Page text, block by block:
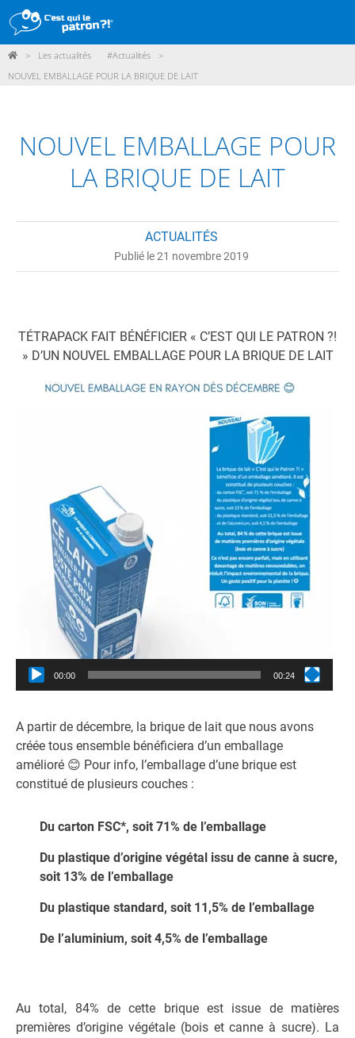
DÉMARCHE
POINTS DE VENTE
PARTICIPER
ME CONNECTER / ADHÉRER
> Les actualités #Actualités
>
NOUVEL EMBALLAGE POUR LA BRIQUE DE LAIT
NOUVEL EMBALLAGE POUR
LA BRIQUE DE LAIT
ACTUALITÉS
Publié le 21 novembre 2019
TÉTRAPACK FAIT BÉNÉFICIER « C’EST QUI LE PATRON ?!
» D’UN NOUVEL EMBALLAGE POUR LA BRIQUE DE LAIT
Lecteur
00:00 00:24
A partir de décembre, la brique de lait que nous avons
créée tous ensemble bénéficiera d’un emballage
amélioré 😊 Pour info, l’emballage d’une brique est
constitué de plusieurs couches :
Du carton FSC*, soit 71% de l’emballage
Du plastique d’origine végétal issu de canne à sucre,
soit 13% de l’emballage
Du plastique standard, soit 11,5% de l’emballage
De l’aluminium, soit 4,5% de l’emballage
Au total, 84% de cette brique est issue de matières
premières d’origine végétale (bois et canne à sucre). La